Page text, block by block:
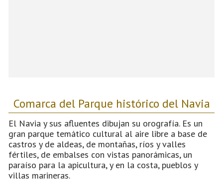
Comarca del Parque histórico del Navia
El Navia y sus afluentes dibujan su orografía. Es un
gran parque temático cultural al aire libre a base de
castros y de aldeas, de montañas, ríos y valles
fértiles, de embalses con vistas panorámicas, un
paraíso para la apicultura, y en la costa, pueblos y
villas marineras.